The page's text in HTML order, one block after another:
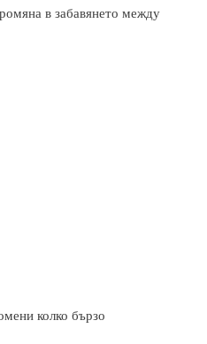
в забавянето между
колко бързо